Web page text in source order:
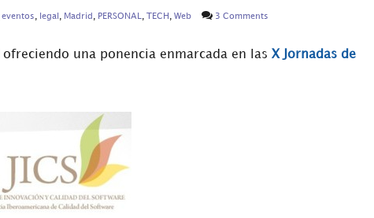
eventos , legal , Madrid , PERSONAL, TECH , Web 3 Comments
ofreciendo una ponencia enmarcada en las X Jornadas de